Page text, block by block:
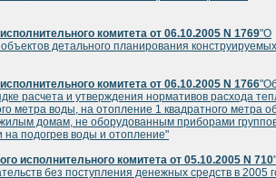
комитета от 06.10.2005 N 1769"О
детального планирования
комитета от 06.10.2005 N 1766
расчета и утверждения нормативов расхода
метра воды, на отопление 1 квадратного метра
домам, не оборудованным приборами
на подогрев воды и отопление"
исполнительного комитета от 05.10.2005 N 710
без поступления денежных средств в 2005